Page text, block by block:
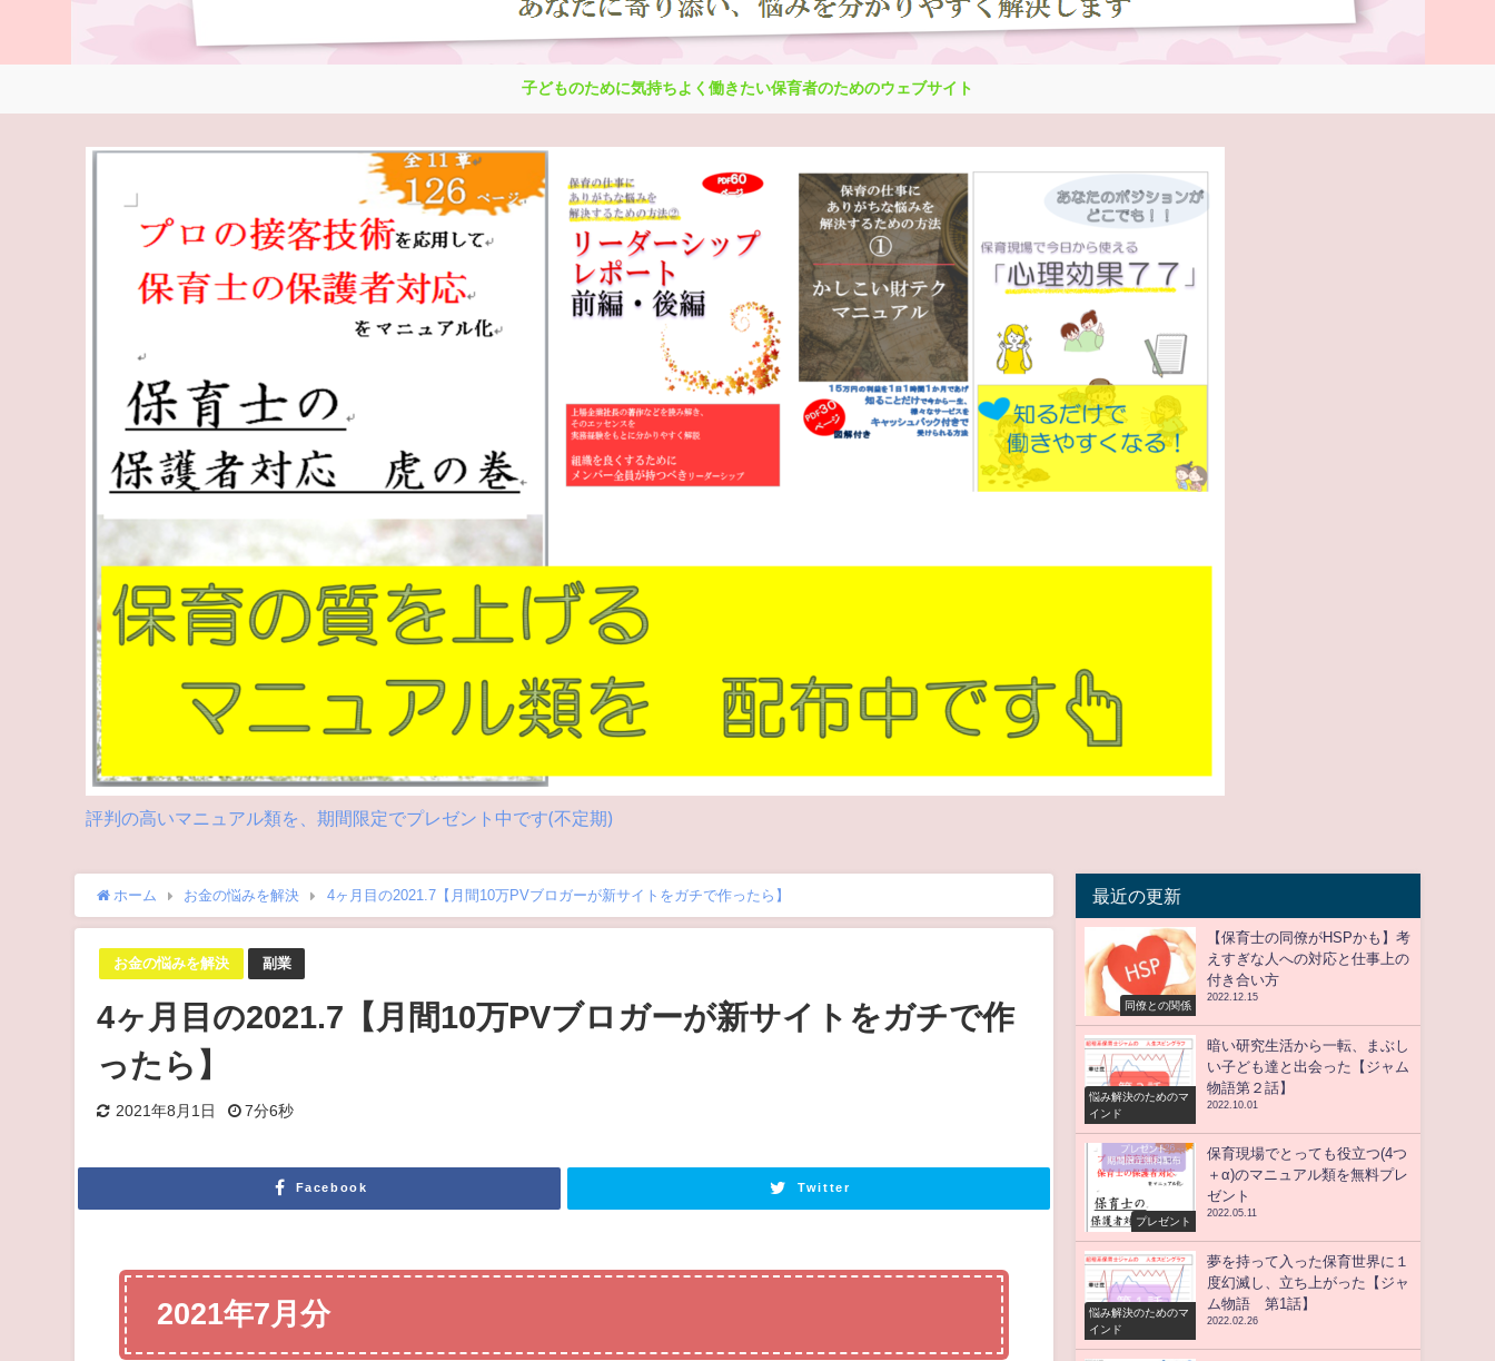
子どものために気持ちよく働きたい保育者のためのウェブサイト
評判の高いマニュアル類を、期間限定でプレゼント中です(不定期)
ホーム お金の悩みを解決 4ヶ月目の2021.7【月間10万PVブロガーが新サイトをガチで作ったら】
お金の悩みを解決 副業
4ヶ月目の2021.7【月間10万PVブロガーが新サイトをガチで作
ったら】
2021年8月1日 7分6秒
Facebook Twitter
2021年7月分
最近の更新
同僚との関係
【保育士の同僚がHSPかも】考
えすぎな人への対応と仕事上の
付き合い方
2022.12.15
悩み解決のためのマ
インド
暗い研究生活から一転、まぶし
い子ども達と出会った【ジャム
物語第２話】
2022.10.01
プレゼント
保育現場でとっても役立つ(4つ
＋α)のマニュアル類を無料プレ
ゼント
2022.05.11
悩み解決のためのマ
インド
夢を持って入った保育世界に１
度幻滅し、立ち上がった【ジャ
ム物語 第1話】
2022.02.26